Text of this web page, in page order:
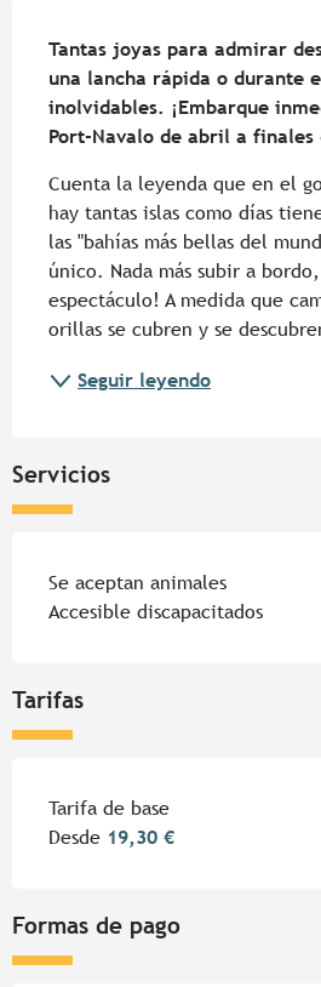
Tantas joyas para admirar
una lancha rápida o durante
inolvidables. ¡Embarque
Port-Navalo de abril a finales
Cuenta la leyenda que en el
hay tantas islas como días
las "bahías más bellas del
único. Nada más subir a
espectáculo! A medida que
orillas se cubren y se
Seguir leyendo
Servicios
Se aceptan animales
Accesible discapacitados
Tarifas
Tarifas 2026
Tarifa de base
Desde 19,30 €
Formas de pago